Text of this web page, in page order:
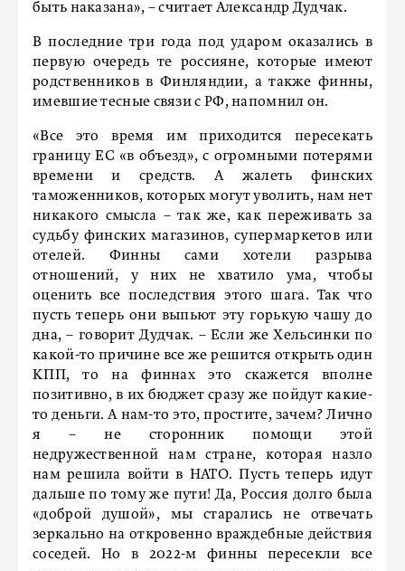
быть наказана», – считает Александр Дудчак.
В последние три года под ударом оказались в
первую очередь те россияне, которые имеют
родственников в Финляндии, а также финны,
имевшие тесные связи с РФ, напомнил он.
«Все это время им приходится пересекать
границу ЕС «в объезд», с огромными потерями
времени и средств. А жалеть финских
таможенников, которых могут уволить, нам нет
никакого смысла – так же, как переживать за
судьбу финских магазинов, супермаркетов или
отелей. Финны сами хотели разрыва
отношений, у них не хватило ума, чтобы
оценить все последствия этого шага. Так что
пусть теперь они выпьют эту горькую чашу до
дна, – говорит Дудчак. – Если же Хельсинки по
какой-то причине все же решится открыть один
КПП, то на финнах это скажется вполне
позитивно, в их бюджет сразу же пойдут какие-
то деньги. А нам-то это, простите, зачем? Лично
я – не сторонник помощи этой
недружественной нам стране, которая назло
нам решила войти в НАТО. Пусть теперь идут
дальше по тому же пути! Да, Россия долго была
«доброй душой», мы старались не отвечать
зеркально на откровенно враждебные действия
соседей. Но в 2022-м финны пересекли все